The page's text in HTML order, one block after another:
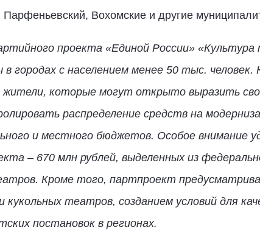
Парфеньевский, Вохомские и другие
проекта «Единой России» «Культура
в городах с населением менее 50 тыс.
которые могут открыто выразить
распределение средств на
и местного бюджетов. Особое внимание
– 670 млн рублей, выделенных из
Кроме того, партпроект
кукольных театров, созданием условий для
постановок в регионах.